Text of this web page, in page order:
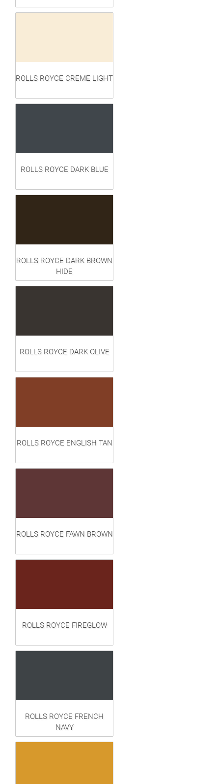
ROLLS ROYCE CREME LIGHT
ROLLS ROYCE DARK BLUE
ROLLS ROYCE DARK BROWN
HIDE
ROLLS ROYCE DARK OLIVE
ROLLS ROYCE ENGLISH TAN
ROLLS ROYCE FAWN BROWN
ROLLS ROYCE FIREGLOW
ROLLS ROYCE FRENCH
NAVY